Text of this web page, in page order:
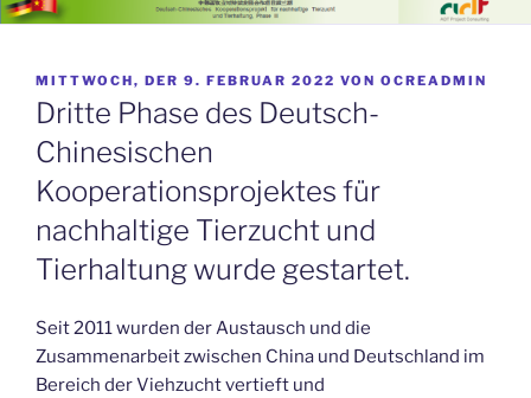
VERÖFFENTLICHT
AM
MITTWOCH, DER 9. FEBRUAR 2022 VON OCREADMIN
Dritte Phase des Deutsch-
Chinesischen
Kooperationsprojektes für
nachhaltige Tierzucht und
Tierhaltung wurde gestartet.
Seit 2011 wurden der Austausch und die
Zusammenarbeit zwischen China und Deutschland im
Bereich der Viehzucht vertieft und